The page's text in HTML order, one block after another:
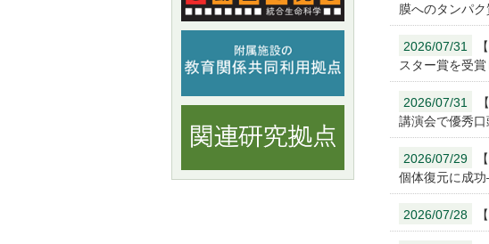
膜へのタンパ
2026/07/31
スター賞を受賞
2026/07/31
講演会で優秀
2026/07/29
個体復元に成
2026/07/28